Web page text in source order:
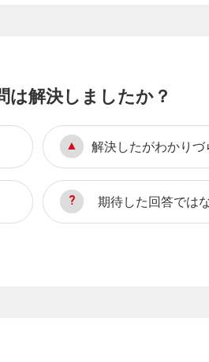
は解決しましたか？
解決したがわかりづ
期待した回答では